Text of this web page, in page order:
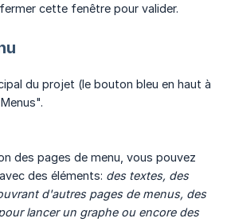
cette fenêtre pour valider.
du projet (le bouton bleu en haut à
des pages de menu, vous pouvez
des éléments: des textes, des
d'autres pages de menus, des
lancer un graphe ou encore des